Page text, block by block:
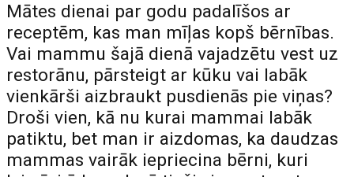
Mātes dienai par godu padalīšos ar
receptēm, kas man mīļas kopš bērnības.
Vai mammu šajā dienā vajadzētu vest uz
restorānu, pārsteigt ar kūku vai labāk
vienkārši aizbraukt pusdienās pie viņas?
Droši vien, kā nu kurai mammai labāk
patiktu, bet man ir aizdomas, ka daudzas
mammas vairāk iepriecina bērni, kuri